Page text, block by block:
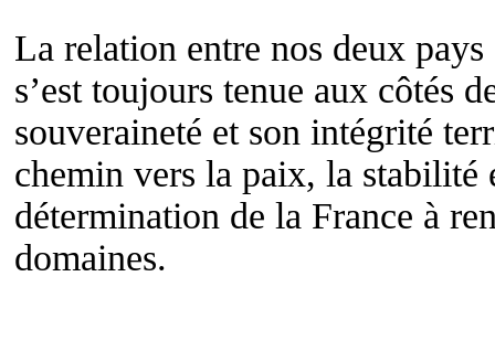
La relation entre nos deux
s’est toujours tenue aux côtés
souveraineté et son intégrité
chemin vers la paix, la stabilité
détermination de la France à
domaines.